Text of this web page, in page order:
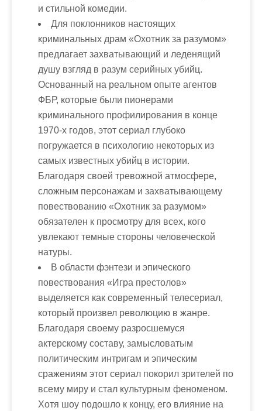
и стильной комедии.
Для поклонников настоящих
криминальных драм «Охотник за разумом»
предлагает захватывающий и леденящий
душу взгляд в разум серийных убийц.
Основанный на реальном опыте агентов
ФБР, которые были пионерами
криминального профилирования в конце
1970-х годов, этот сериал глубоко
погружается в психологию некоторых из
самых известных убийц в истории.
Благодаря своей тревожной атмосфере,
сложным персонажам и захватывающему
повествованию «Охотник за разумом»
обязателен к просмотру для всех, кого
увлекают темные стороны человеческой
натуры.
В области фэнтези и эпического
повествования «Игра престолов»
выделяется как современный телесериал,
который произвел революцию в жанре.
Благодаря своему разросшемуся
актерскому составу, замысловатым
политическим интригам и эпическим
сражениям этот сериал покорил зрителей по
всему миру и стал культурным феноменом.
Хотя шоу подошло к концу, его влияние на